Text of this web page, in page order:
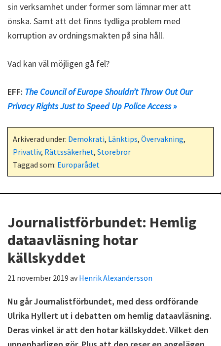
sin verksamhet under former som lämnar mer att
önska. Samt att det finns tydliga problem med
korruption av ordningsmakten på sina håll.
Vad kan väl möjligen gå fel?
EFF: The Council of Europe Shouldn’t Throw Out Our
Privacy Rights Just to Speed Up Police Access »
Arkiverad under: Demokrati, Länktips, Övervakning,
Privatliv, Rättssäkerhet, Storebror
Taggad som: Europarådet
Journalistförbundet: Hemlig
dataavläsning hotar
källskyddet
21 november 2019 avHenrik Alexandersson
Nu går Journalistförbundet, med dess ordförande
Ulrika Hyllert ut i debatten om hemlig dataavläsning.
Deras vinkel är att den hotar källskyddet. Vilket den